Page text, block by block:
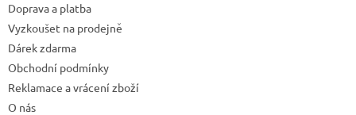
Doprava a platba
Vyzkoušet na prodejně
Dárek zdarma
Obchodní podmínky
Reklamace a vrácení zboží
O nás